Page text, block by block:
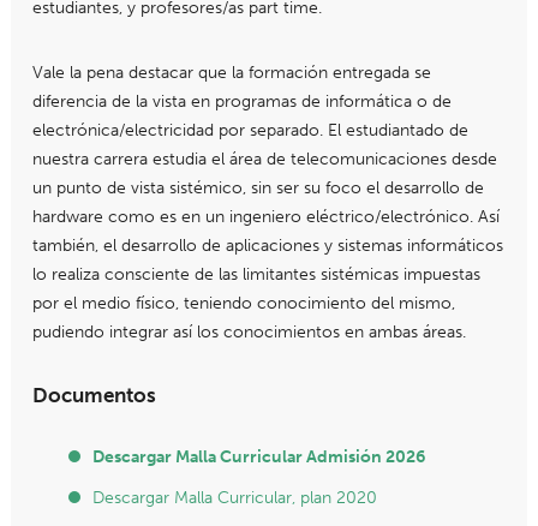
estudiantes, y profesores/as part time.
Vale la pena destacar que la formación entregada se
diferencia de la vista en programas de informática o de
electrónica/electricidad por separado. El estudiantado de
nuestra carrera estudia el área de telecomunicaciones desde
un punto de vista sistémico, sin ser su foco el desarrollo de
hardware como es en un ingeniero eléctrico/electrónico. Así
también, el desarrollo de aplicaciones y sistemas informáticos
lo realiza consciente de las limitantes sistémicas impuestas
por el medio físico, teniendo conocimiento del mismo,
pudiendo integrar así los conocimientos en ambas áreas.
Documentos
Descargar Malla Curricular Admisión 2026
Descargar Malla Curricular, plan 2020